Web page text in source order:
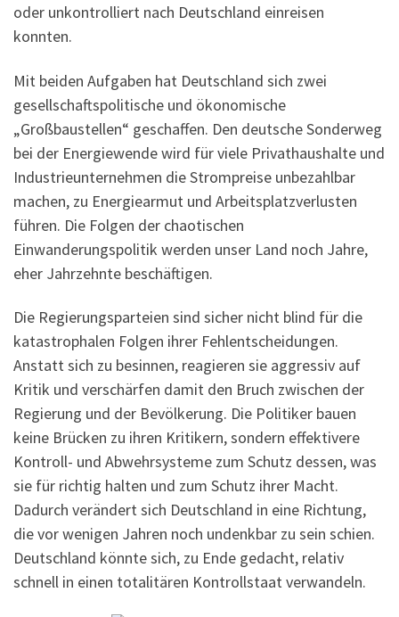
oder unkontrolliert nach Deutschland einreisen
konnten.
Mit beiden Aufgaben hat Deutschland sich zwei
gesellschaftspolitische und ökonomische
„Großbaustellen“ geschaffen. Den deutsche Sonderweg
bei der Energiewende wird für viele Privathaushalte und
Industrieunternehmen die Strompreise unbezahlbar
machen, zu Energiearmut und Arbeitsplatzverlusten
führen. Die Folgen der chaotischen
Einwanderungspolitik werden unser Land noch Jahre,
eher Jahrzehnte beschäftigen.
Die Regierungsparteien sind sicher nicht blind für die
katastrophalen Folgen ihrer Fehlentscheidungen.
Anstatt sich zu besinnen, reagieren sie aggressiv auf
Kritik und verschärfen damit den Bruch zwischen der
Regierung und der Bevölkerung. Die Politiker bauen
keine Brücken zu ihren Kritikern, sondern effektivere
Kontroll- und Abwehrsysteme zum Schutz dessen, was
sie für richtig halten und zum Schutz ihrer Macht.
Dadurch verändert sich Deutschland in eine Richtung,
die vor wenigen Jahren noch undenkbar zu sein schien.
Deutschland könnte sich, zu Ende gedacht, relativ
schnell in einen totalitären Kontrollstaat verwandeln.